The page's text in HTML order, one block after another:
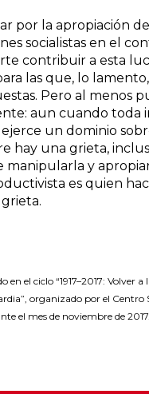
por la apropiación
socialistas en el
contribuir a esta
las que, lo
Pero al menos
aun cuando toda
un dominio
hay una grieta,
manipularla y
es quien
grieta.
en el ciclo “1917–2017: Volver
organizado por el Centro
el mes de noviembre de 2017.